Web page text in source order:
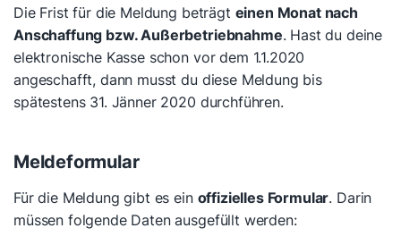
Die Frist für die Meldung beträgt einen Monat nach
Anschaffung bzw. Außerbetriebnahme. Hast du deine
elektronische Kasse schon vor dem 1.1.2020
angeschafft, dann musst du diese Meldung bis
spätestens 31. Jänner 2020 durchführen.
Meldeformular
Für die Meldung gibt es ein offizielles Formular. Darin
müssen folgende Daten ausgefüllt werden: